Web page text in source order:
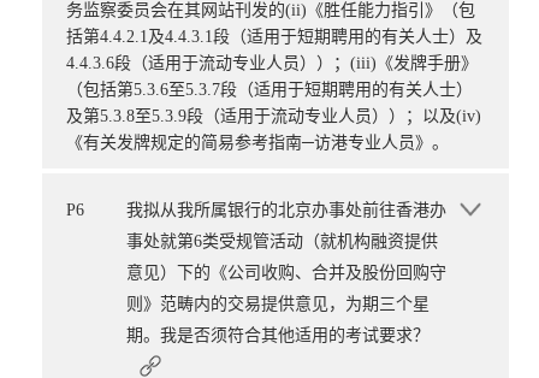
务监察委员会在其网站刊发的(ii)《胜任能力指引》（包
括第4.4.2.1及4.4.3.1段（适用于短期聘用的有关人士）及
4.4.3.6段（适用于流动专业人员））；(iii)《发牌手册》
（包括第5.3.6至5.3.7段（适用于短期聘用的有关人士）
及第5.3.8至5.3.9段（适用于流动专业人员））；以及(iv)
《有关发牌规定的简易参考指南─访港专业人员》。
P6
我拟从我所属银行的北京办事处前往香港办
事处就第6类受规管活动（就机构融资提供
意见）下的《公司收购、合并及股份回购守
则》范畴内的交易提供意见，为期三个星
期。我是否须符合其他适用的考试要求？